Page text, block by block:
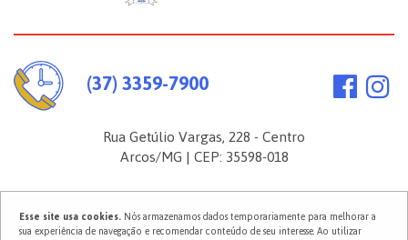
(37) 3359-7900
Rua Getúlio Vargas, 228 - Centro
Arcos/MG | CEP: 35598-018
2026 ©Prefeitura Municipal de Arcos. Todos os direitos reservados.
Esse site usa cookies.Nós armazenamos dados temporariamente para melhorar a
sua experiência de navegação e recomendar conteúdo de seu interesse. Ao utilizar